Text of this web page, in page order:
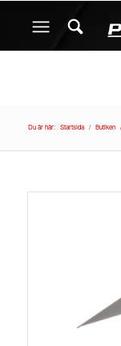
Du är här: Startsida / Butiken /